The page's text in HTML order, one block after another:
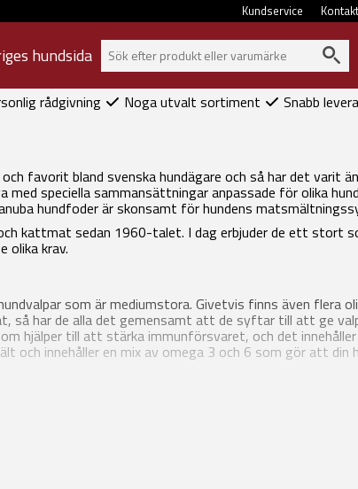
Kundservice
hundsida
rådgivning Noga utvalt sortiment Snabb
favorit bland svenska hundägare och så har det varit
speciella sammansättningar anpassade för olika
hundfoder är skonsamt för hundens
kattmat sedan 1960-talet. I dag erbjuder de ett stort
olika krav.
som är mediumstora. Givetvis finns även flera
så har de alla det gemensamt att de syftar till att ge
hjälper till att stärka immunförsvaret, och det
och innehåller en mix av omega 3 och 6 som gör att din
skapat för flera olika raser; däribland Schäfer, Golden
speciellt utvecklat för hundar med känsliga leder,